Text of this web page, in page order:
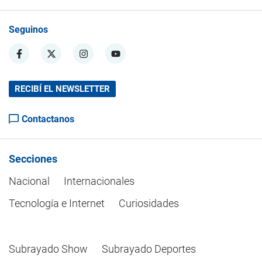
Seguinos
RECIBÍ EL NEWSLETTER
Contactanos
Secciones
Nacional
Internacionales
Tecnología e Internet
Curiosidades
Subrayado Show Subrayado Deportes